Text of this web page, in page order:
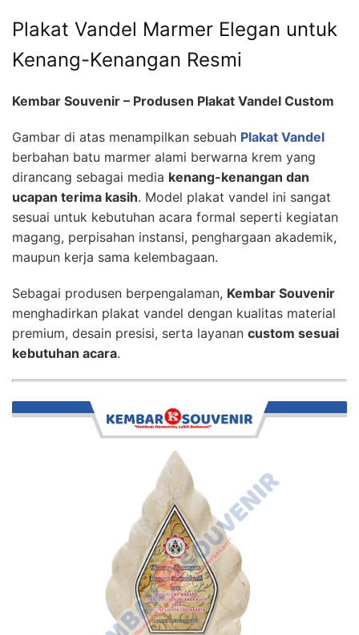
Plakat Vandel Marmer Elegan untuk
Kenang-Kenangan Resmi
Kembar Souvenir – Produsen Plakat Vandel Custom
Gambar di atas menampilkan sebuah Plakat Vandel
berbahan batu marmer alami berwarna krem yang
dirancang sebagai media kenang-kenangan dan
ucapan terima kasih. Model plakat vandel ini sangat
sesuai untuk kebutuhan acara formal seperti kegiatan
magang, perpisahan instansi, penghargaan akademik,
maupun kerja sama kelembagaan.
Sebagai produsen berpengalaman, Kembar Souvenir
menghadirkan plakat vandel dengan kualitas material
premium, desain presisi, serta layanan custom sesuai
kebutuhan acara.